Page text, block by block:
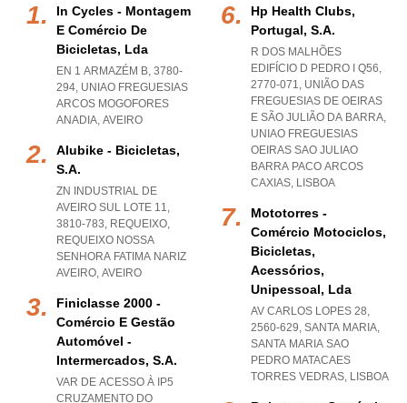
In Cycles - Montagem
E Comércio De
Bicicletas, Lda
EN 1 ARMAZÉM B, 3780-
294, UNIAO FREGUESIAS
ARCOS MOGOFORES
ANADIA, AVEIRO
Alubike - Bicicletas,
S.a.
ZN INDUSTRIAL DE
AVEIRO SUL LOTE 11,
3810-783, REQUEIXO,
REQUEIXO NOSSA
SENHORA FATIMA NARIZ
AVEIRO, AVEIRO
Finiclasse 2000 -
Comércio E Gestão
Automóvel -
Intermercados, S.a.
VAR DE ACESSO À IP5
CRUZAMENTO DO
Hp Health Clubs,
Portugal, S.a.
R DOS MALHÕES
EDIFÍCIO D PEDRO I Q56,
2770-071, UNIÃO DAS
FREGUESIAS DE OEIRAS
E SÃO JULIÃO DA BARRA,
UNIAO FREGUESIAS
OEIRAS SAO JULIAO
BARRA PACO ARCOS
CAXIAS, LISBOA
Mototorres -
Comércio Motociclos,
Bicicletas,
Acessórios,
Unipessoal, Lda
AV CARLOS LOPES 28,
2560-629, SANTA MARIA,
SANTA MARIA SAO
PEDRO MATACAES
TORRES VEDRAS, LISBOA